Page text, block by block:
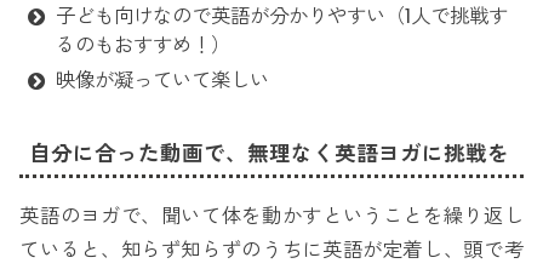
子ども向けなので英語が分かりやすい（1人で挑戦す
るのもおすすめ！）
映像が凝っていて楽しい
自分に合った動画で、無理なく英語ヨガに挑戦を
英語のヨガで、聞いて体を動かすということを繰り返し
ていると、知らず知らずのうちに英語が定着し、頭で考